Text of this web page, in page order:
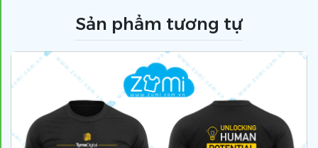
Sản phẩm tương tự